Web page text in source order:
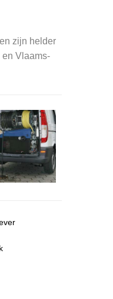
zijn helder
Vlaams-